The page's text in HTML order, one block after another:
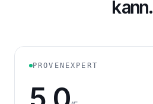
FORDERUNGEN IN WARTESTELLUNG
kann.
PROVENEXPERT